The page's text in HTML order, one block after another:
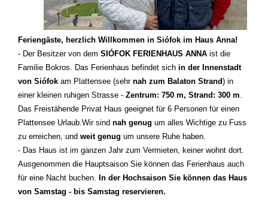
Feriengäste, herzlich Willkommen in Siófok im Haus Anna!
- Der Besitzer von dem SIÓFOK FERIENHAUS ANNA ist die
Familie Bokros. Das Ferienhaus befindet sich in der Innenstadt
von Siófok am Plattensee (sehr nah zum Balaton Strand) in
einer kleinen ruhigen Strasse - Zentrum: 750 m, Strand: 300 m.
Das Freistähende Privat Haus geeignet für 6 Personen für einen
Plattensee Urlaub.Wir sind nah genug um alles Wichtige zu Fuss
zu erreichen, und weit genug um unsere Ruhe haben.
- Das Haus ist im ganzen Jahr zum Vermieten, keiner wohnt dort.
Ausgenommen die Hauptsaison Sie können das Ferienhaus auch
für eine Nacht buchen. In der Hochsaison Sie können das Haus
von Samstag - bis Samstag reservieren.